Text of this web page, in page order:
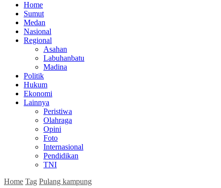
Home
Sumut
Medan
Nasional
Regional
Asahan
Labuhanbatu
Madina
Politik
Hukum
Ekonomi
Lainnya
Peristiwa
Olahraga
Opini
Foto
Internasional
Pendidikan
TNI
Home Tag Pulang kampung